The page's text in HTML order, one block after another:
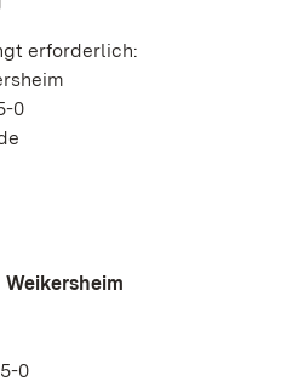
erforderlich:
0
0